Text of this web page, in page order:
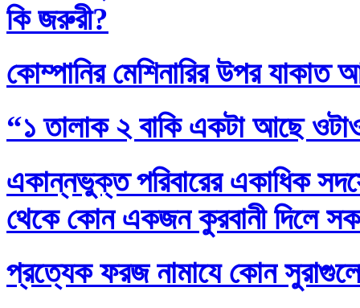
কি জরুরী?
কোম্পানির মেশিনারির উপর যাকাত
“১ তালাক ২ বাকি একটা আছে
একান্নভুক্ত পরিবারের একাধিক
থেকে কোন একজন কুরবানী দিলে
প্রত্যেক ফরজ নামাযে কোন